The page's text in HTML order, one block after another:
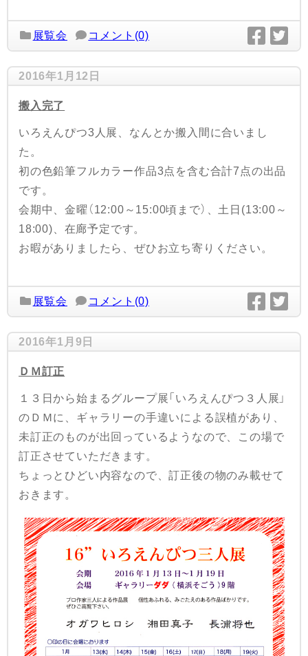
展覧会 コメント(0)
2016年1月12日
搬入完了
いろえんぴつ3人展、なんとか搬入間に合いまし
た。
初の色鉛筆フルカラー作品3点を含む合計7点の出品
です。
会期中、金曜（12:00～15:00頃まで）、土日(13:00～
18:00)、在廊予定です。
お暇がありましたら、ぜひお立ち寄りください。
展覧会 コメント(0)
2016年1月9日
ＤＭ訂正
１３日から始まるグループ展「いろえんぴつ３人展」
のＤＭに、ギャラリーの手違いによる誤植があり、
未訂正のものが出回っているようなので、この場で
訂正させていただきます。
ちょっとひどい内容なので、訂正後の物のみ載せて
おきます。